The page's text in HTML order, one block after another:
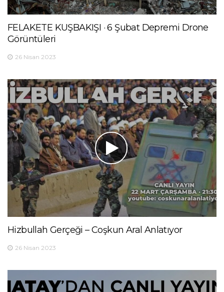
FELAKETE KUŞBAKIŞI · 6 Şubat Depremi Drone
Görüntüleri
26 Nisan 2023
Hizbullah Gerçeği – Coşkun Aral Anlatıyor
26 Nisan 2023